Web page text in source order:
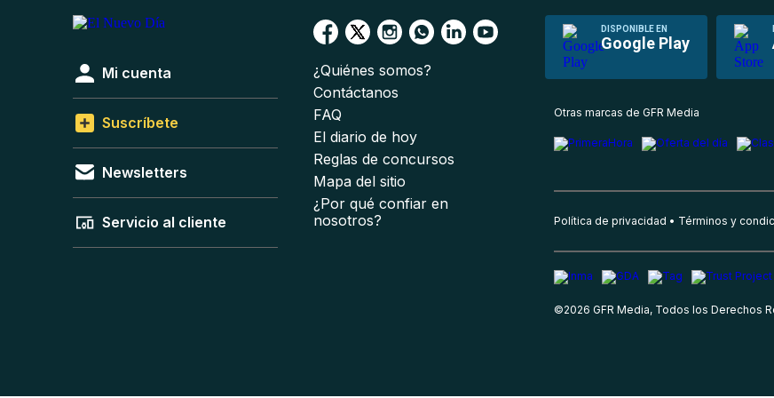
DISPONIBLE EN
Google Play
Mi cuenta
Suscríbete
Newsletters
Servicio al cliente
¿Quiénes somos?
Contáctanos
FAQ
El diario de hoy
Reglas de concursos
Mapa del sitio
¿Por qué confiar en
nosotros?
Otras marcas de GFR Media
Política de privacidad Términos y
©2026 GFR Media, Todos los Derechos